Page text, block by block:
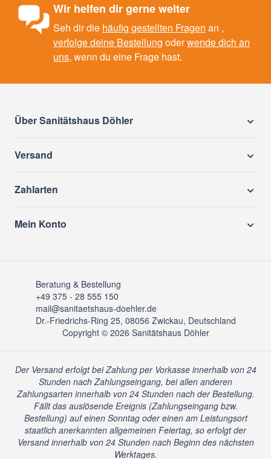
Wir helfen dir gerne weiter
Seh dir die häufig gestellten Fragen an ,
verfolge deine Bestellung oderwende dich an
uns, wenn du eine Frage hast.
Über Sanitätshaus Döhler
Versand
Zahlarten
Mein Konto
Beratung & Bestellung
+49 375 - 28 555 150
mail@sanitaetshaus-doehler.de
Dr.-Friedrichs-Ring 25, 08056 Zwickau, Deutschland
Copyright © 2026 Sanitätshaus Döhler
Der Versand erfolgt bei Zahlung per Vorkasse innerhalb von 24
Stunden nach Zahlungseingang, bei allen anderen
Zahlungsarten innerhalb von 24 Stunden nach der Bestellung.
Fällt das auslösende Ereignis (Zahlungseingang bzw.
Bestellung) auf einen Sonntag oder einen am Leistungsort
staatlich anerkannten allgemeinen Feiertag, so erfolgt der
Versand innerhalb von 24 Stunden nach Beginn des nächsten
Werktages.